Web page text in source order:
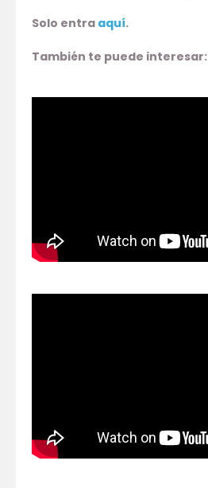
Solo entra aquí.
También te puede interesar: